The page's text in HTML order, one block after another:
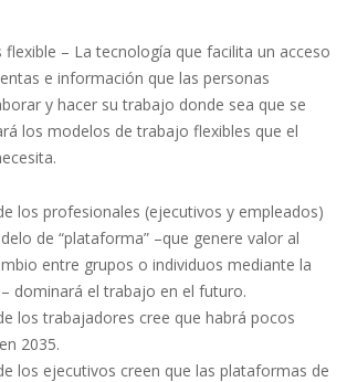
flexible – La tecnología que facilita un acceso
e información que las personas
y hacer su trabajo donde sea que se
los modelos de trabajo flexibles que el
los profesionales (ejecutivos y empleados)
de “plataforma” –que genere valor al
entre grupos o individuos mediante la
dominará el trabajo en el futuro.
los trabajadores cree que habrá pocos
2035.
los ejecutivos creen que las plataformas de